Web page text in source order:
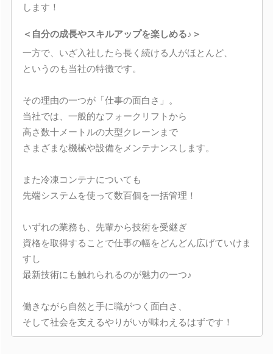
します！
＜自分の成長やスキルアップを楽しめる♪＞
一方で、いざ入社したら長く続ける人がほとんど、
というのも当社の特徴です。
その理由の一つが「仕事の面白さ」。
当社では、一般的なフォークリフトから
高さ数十メートルの大型クレーンまで
さまざまな機械や設備をメンテナンスします。
また冷凍コンテナについても
先端システムを使って数百個を一括管理！
いずれの業務も、先輩から技術を受継ぎ
資格を取得することで仕事の幅をどんどん広げていけま
すし
最新技術にも触れられるのが魅力の一つ♪
働きながら自然と手に職がつく面白さ、
そして社会を支えるやりがいが味わえるはずです！